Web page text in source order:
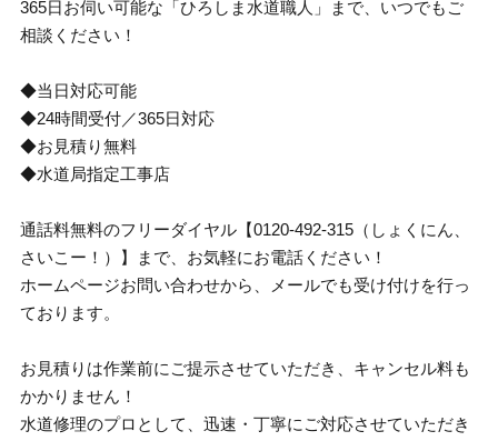
365日お伺い可能な「ひろしま水道職人」まで、いつでもご
相談ください！
◆当日対応可能
◆24時間受付／365日対応
◆お見積り無料
◆水道局指定工事店
通話料無料のフリーダイヤル【0120-492-315（しょくにん、
さいこー！）】まで、お気軽にお電話ください！
ホームページお問い合わせから、メールでも受け付けを行っ
ております。
お見積りは作業前にご提示させていただき、キャンセル料も
かかりません！
水道修理のプロとして、迅速・丁寧にご対応させていただき